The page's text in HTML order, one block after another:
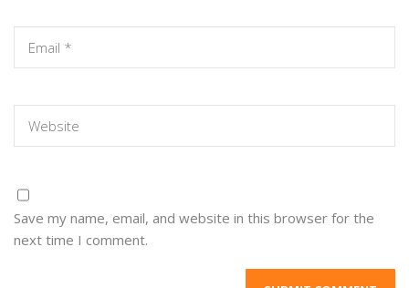
Save my name, email, and website in this browser for the
next time I comment.